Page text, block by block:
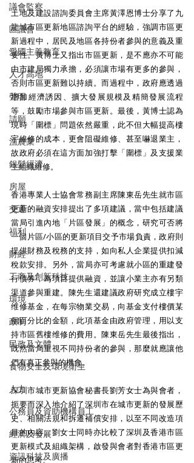
議會監察
區議會
愛國主義教育
人才高地
聲明
請願
漁農業
銀髮經濟
房屋
交通
福利
財經
工商及創新科技
環境
政制
民政及文體
食物安全及環境衛生
人力
公務員及資助機構員工
經濟及發展
資訊科技及廣播
土地及建設諮詢委員會主席黃澤恩博士分享了九
龍城市區更新地區諮詢平台的經驗，強調市區更
新過程中，居民及地區各持份者參與的意義及重
要性。黃博士又指出市區更新，是不應亦不可能
由市建局獨力承擔，必須讓市場有更多的參與，
否則市區更新難以持續。而過程中，政府應透過
增加經濟誘因、擴大發展規模及精簡發展流程
等，鼓勵市場參與市區更新。最後，黃博士認為
現時「圍標」問題依然嚴重，此不但大幅提高樓
宇維修的成本，更會阻礙維修、甚至嚇退業主，
故政府必須在這方面加強打擊「圍標」及支援業
主組織維修。
香港專業人士協會常務副主席陳東岳先生就市區
更新的融資安排提出了多項建議，當中包括建議
當局引進內地「片區發展」的概念，研究可否將
一個片區/小區的更新項目交予市場負責，政府則
提供財務及稅務的支持，如向私人企業提供扣減
稅款安排。另外，當局亦可考慮就小區的重建發
行債券，為項目提供融資，並讓小業主亦有另類
渠道參與重建。陳先生還建議政府研究成立樓宇
维修基金，在每宗物業交易，向基金支付樓價某
個百分比的金額，此項基金由政府管理，用以支
持市區舊樓维修的費用。陳東岳先生最後指出，
既然當局重視不同持份者的參與，那麼就應讓他
們有真正參與的機會。
深圳市城市更新協會秘書長劉芳女士為與會者，
扼要而深入地介紹了深圳市在城市更新的發展歷
史、相關法規和拆遷補償安排，以至不同改造項
目的內容。劉女士同時亦比較了深圳及香港市區
更新模式及組織架構，啟發與會者對香港市區更
新的思考。